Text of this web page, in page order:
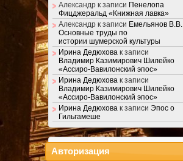
Александр к записи Пенелопа
Фицджеральд «Книжная лавка»
Александр к записи Емельянов В.В.
Основные труды по
истории шумерской культуры
Ирина Дедюхова к записи
Владимир Казимирович Шилейко
«Ассиро-Вавилонский эпос»
Ирина Дедюхова к записи
Владимир Казимирович Шилейко
«Ассиро-Вавилонский эпос»
Ирина Дедюхова к записи Эпос о
Гильгамеше
Авторизация